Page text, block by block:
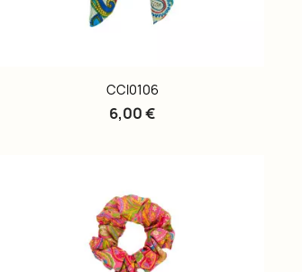
CCI0106
6,00 €